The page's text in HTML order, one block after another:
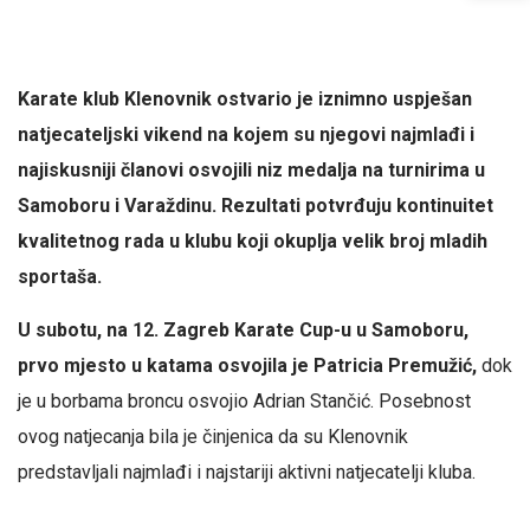
Karate klub Klenovnik ostvario je iznimno uspješan
natjecateljski vikend na kojem su njegovi najmlađi i
najiskusniji članovi osvojili niz medalja na turnirima u
Samoboru i Varaždinu. Rezultati potvrđuju kontinuitet
kvalitetnog rada u klubu koji okuplja velik broj mladih
sportaša.
U subotu, na 12. Zagreb Karate Cup-u u Samoboru,
prvo mjesto u katama osvojila je Patricia Premužić, dok
je u borbama broncu osvojio Adrian Stančić. Posebnost
ovog natjecanja bila je činjenica da su Klenovnik
predstavljali najmlađi i najstariji aktivni natjecatelji kluba.